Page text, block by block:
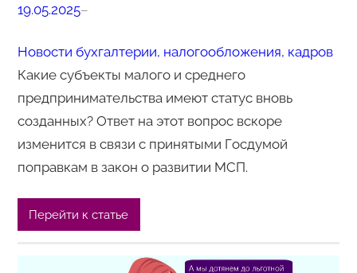
19.05.2025–
Новости бухгалтерии, налогообложения, кадров
Какие субъекты малого и среднего
предпринимательства имеют статус вновь
созданных? Ответ на этот вопрос вскоре
изменится в связи с принятыми Госдумой
поправкам в закон о развитии МСП.
Перейти к статье